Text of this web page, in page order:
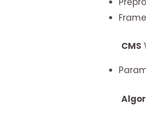
CMS